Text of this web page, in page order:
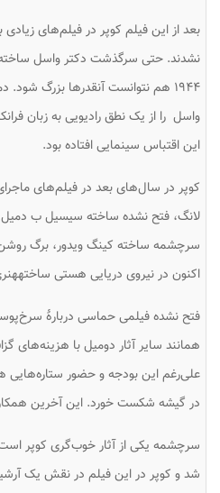
بعد از این فیلم کوپر در فیلم‌های
نشدند. حتی سرگذشت دکتر واسل
۱۹۴۴ هم نتوانست آنقدرها بزرگ
واسل را از یک نطق رادیویی به زبان
این اقتباس سینمایی افتاده بود.
کوپر در سال‌های بعد در فیلم‌های
لانگ، فتح نشده ساخته سیسیل ب
اکنون در نیروی دریایی هستی
فتح نشده فیلمی حماسی دربارهٔ
علی‌رغم این بودجه و حضور ستاره‌هایی
در گیشه شکست خورد. این آخرین
سرچشمه یکی از آثار خوب‌گری کوپر
شد و کوپر در این فیلم در نقش یک